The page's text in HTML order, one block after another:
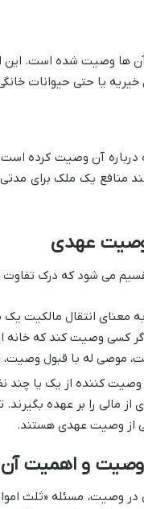
ها وصیت شده است. این
خیریه یا حتی حیوانات
آن وصیت کرده
منافع یک ملک برای
وصیت عهدی
می شود که درک
معنای انتقال مالکیت
کسی وصیت کند که
موصی له با قبول
کننده از یک یا چند
از مالی را بر عهده
از وصیت عهدی هستند.
وصیت و اهمیت آن
وصیت، مسئله «ثلث